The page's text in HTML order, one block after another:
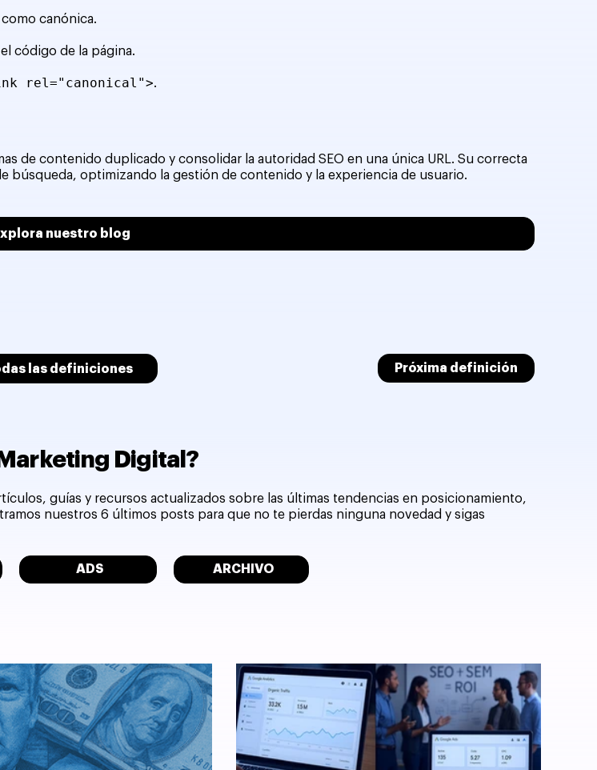
canónica.
código de la página.
rel="canonical">.
de contenido duplicado y consolidar la autoridad SEO en una única URL. Su correcta
búsqueda, optimizando la gestión de contenido y la experiencia de usuario.
nuestro blog
las definiciones Próxima definición
Digital?
guías y recursos actualizados sobre las últimas tendencias en posicionamiento,
nuestros 6 últimos posts para que no te pierdas ninguna novedad y sigas
ADS ARCHIVO